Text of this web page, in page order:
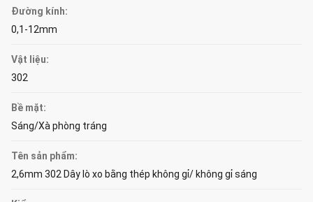
Đường kính:
0,1-12mm
Vật liệu:
302
Bề mặt:
Sáng/Xà phòng tráng
Tên sản phẩm:
2,6mm 302 Dây lò xo bằng thép không gỉ/ không gỉ sáng